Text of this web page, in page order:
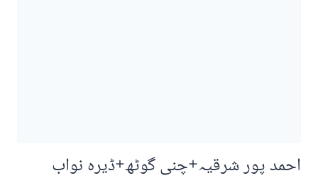
احمد پور شرقیہ+چنی گوٹھ+ڈیرہ نواب